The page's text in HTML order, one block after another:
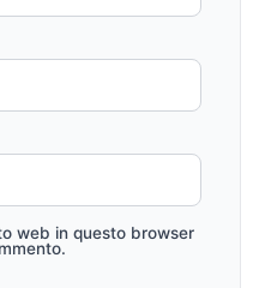
web in questo browser